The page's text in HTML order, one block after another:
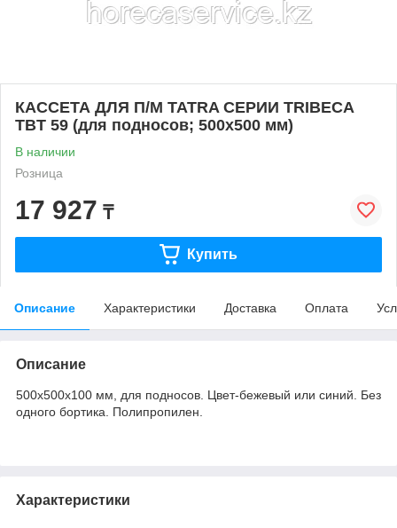
КАССЕТА ДЛЯ П/М TATRA СЕРИИ TRIBECA
TBT 59 (для подносов; 500х500 мм)
В наличии
Розница
17 927 ₸
Купить
Описание Характеристики Доставка Оплата
Описание
500х500х100 мм, для подносов. Цвет-бежевый или синий. Без
одного бортика. Полипропилен.
Характеристики